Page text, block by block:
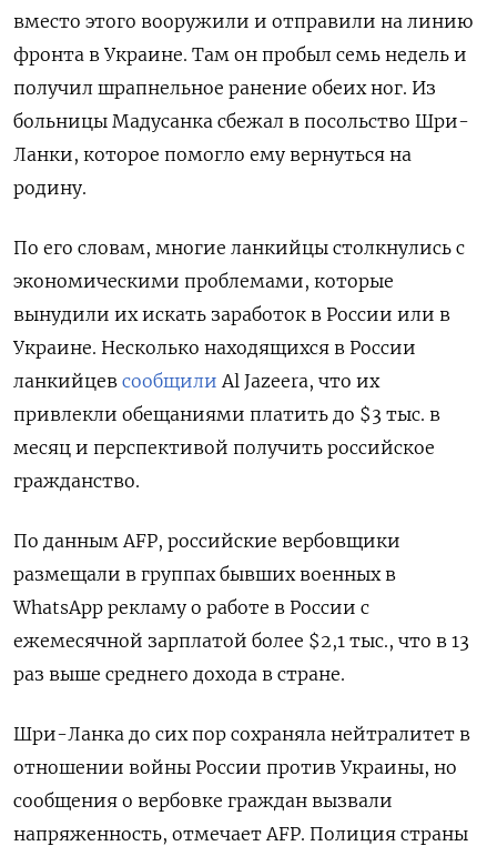
вместо этого вооружили и отправили на линию
фронта в Украине. Там он пробыл семь недель и
получил шрапнельное ранение обеих ног. Из
больницы Мадусанка сбежал в посольство Шри-
Ланки, которое помогло ему вернуться на
родину.
По его словам, многие ланкийцы столкнулись с
экономическими проблемами, которые
вынудили их искать заработок в России или в
Украине. Несколько находящихся в России
ланкийцев сообщили Al Jazeera, что их
привлекли обещаниями платить до $3 тыс. в
месяц и перспективой получить российское
гражданство.
По данным AFP, российские вербовщики
размещали в группах бывших военных в
WhatsApp рекламу о работе в России с
ежемесячной зарплатой более $2,1 тыс., что в 13
раз выше среднего дохода в стране.
Шри-Ланка до сих пор сохраняла нейтралитет в
отношении войны России против Украины, но
сообщения о вербовке граждан вызвали
напряженность, отмечает AFP. Полиция страны